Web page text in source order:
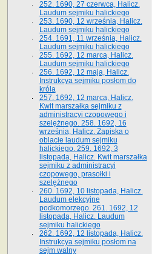
252. 1690, 27 czerwca, Halicz.
Laudum sejmiku halickiego
253. 1690, 12 września, Halicz.
Laudum sejmiku halickiego
254. 1691, 11 września, Halicz.
Laudum sejmiku halickiego
255. 1692, 12 marca, Halicz.
Laudum sejmiku halickiego
256. 1692, 12 maja, Halicz.
Instrukcya sejmiku posłom do
króla
257. 1692, 12 marca, Halicz.
Kwit marszałka sejmiku z
administracyi czopowego i
szelężnego. 258. 1692, 16
września, Halicz. Zapiska o
oblacie laudum sejmiku
halickiego. 259. 1692, 3
listopada, Halicz. Kwit marszałka
sejmiku z administracyi
czopowego, prasołki i
szelężnego
260. 1692, 10 listopada, Halicz.
Laudum elekcyjne
podkomorzego. 261. 1692, 12
listopada, Halicz. Laudum
sejmiku halickiego
262. 1692, 12 listopada, Halicz.
Instrukcya sejmiku posłom na
sejm walny